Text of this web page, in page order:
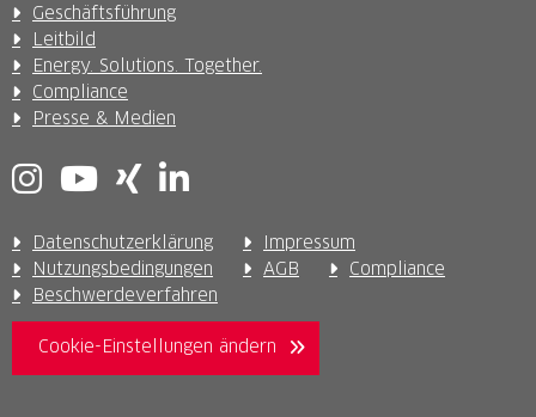
Geschäftsführung
Leitbild
Energy. Solutions. Together.
Compliance
Presse & Medien
Datenschutzerklärung
Impressum
Nutzungsbedingungen
AGB
Compliance
Beschwerdeverfahren
Cookie-Einstellungen ändern